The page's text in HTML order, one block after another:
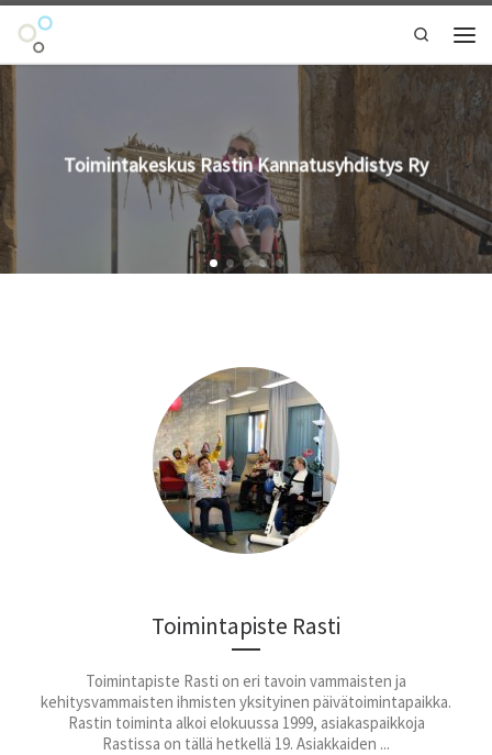
Skip to content
Search
Toimintakeskus Rastin Kannatusyhdistys Ry
Toimintapiste Rasti
Toimintapiste Rasti on eri tavoin vammaisten ja
kehitysvammaisten ihmisten yksityinen päivätoimintapaikka.
Rastin toiminta alkoi elokuussa 1999, asiakaspaikkoja
Rastissa on tällä hetkellä 19. Asiakkaiden ...